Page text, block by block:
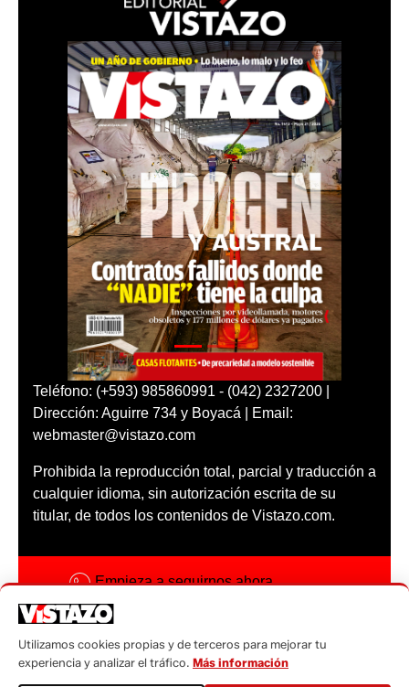
Teléfono: (+593) 985860991 - (042) 2327200 |
Dirección: Aguirre 734 y Boyacá | Email:
webmaster@vistazo.com
Prohibida la reproducción total, parcial y traducción a
cualquier idioma, sin autorización escrita de su
titular, de todos los contenidos de Vistazo.com.
Empieza a seguirnos ahora
Código ética
Sugerencias a:
Utilizamos cookies propias y de terceros para mejorar tu
experiencia y analizar el tráfico. Más información